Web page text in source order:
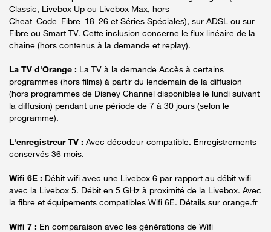
Classic, Livebox Up ou Livebox Max, hors
Cheat_Code_Fibre_18_26 et Séries Spéciales), sur ADSL ou sur
Fibre ou Smart TV. Cette inclusion concerne le flux linéaire de la
chaine (hors contenus à la demande et replay).
La TV d'Orange : La TV à la demande Accès à certains
programmes (hors films) à partir du lendemain de la diffusion
(hors programmes de Disney Channel disponibles le lundi suivant
la diffusion) pendant une période de 7 à 30 jours (selon le
programme).
L'enregistreur TV : Avec décodeur compatible. Enregistrements
conservés 36 mois.
Wifi 6E : Débit wifi avec une Livebox 6 par rapport au débit wifi
avec la Livebox 5. Débit en 5 GHz à proximité de la Livebox. Avec
la fibre et équipements compatibles Wifi 6E. Détails sur orange.fr
Wifi 7 : En comparaison avec les générations de Wifi